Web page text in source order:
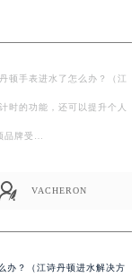
顿手表进水了怎么办？（江
时的功能，还可以提升个人
品牌受…
VACHERON
办？（江诗丹顿进水解决方